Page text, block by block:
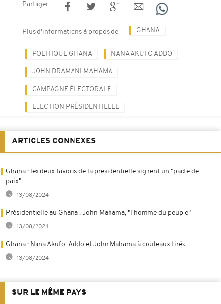
Partager
Plus d'informations à propos de GHANA
POLITIQUE GHANA NANA AKUFO ADDO
JOHN DRAMANI MAHAMA
CAMPAGNE ÉLECTORALE
ELECTION PRÉSIDENTIELLE
ARTICLES CONNEXES
Ghana : les deux favoris de la présidentielle signent un "pacte de
paix"
13/08/2024
Présidentielle au Ghana : John Mahama, "l'homme du peuple"
13/08/2024
Ghana : Nana Akufo-Addo et John Mahama à couteaux tirés
13/08/2024
SUR LE MÊME PAYS